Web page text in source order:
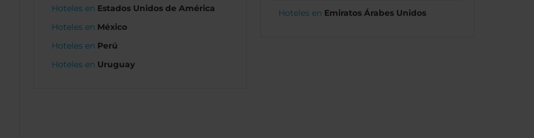
Hoteles en Estados Unidos de América
Hoteles en México
Hoteles en Perú
Hoteles en Uruguay
Hoteles en Emiratos Árabes Unidos